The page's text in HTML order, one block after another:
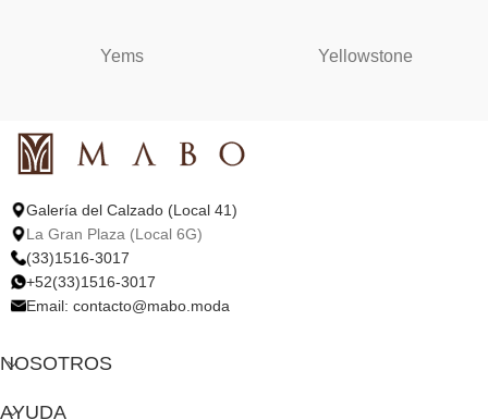
Yems Yellowstone
Galería del Calzado (Local 41)
La Gran Plaza (Local 6G)
(33)1516-3017
+52(33)1516-3017
Email: contacto@mabo.moda
NOSOTROS
AYUDA